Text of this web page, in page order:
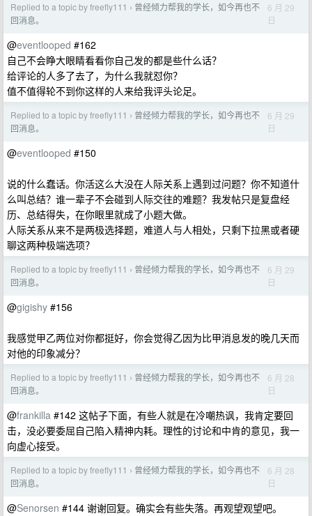
Replied to a topic by freefly111 › 曾经倾力帮我的学长，如今再也不
回消息。
6 月 29
日
@eventlooped #162
自己不会睁大眼睛看看你自己发的都是些什么话？
给评论的人多了去了，为什么我就怼你？
值不值得轮不到你这样的人来给我评头论足。
Replied to a topic by freefly111 › 曾经倾力帮我的学长，如今再也不
回消息。
6 月 29
日
@eventlooped #150
说的什么蠢话。你活这么大没在人际关系上遇到过问题？你不知道什
么叫总结？谁一辈子不会碰到人际交往的难题？我发帖只是复盘经
历、总结得失，在你眼里就成了小题大做。
人际关系从来不是两极选择题，难道人与人相处，只剩下拉黑或者硬
聊这两种极端选项？
Replied to a topic by freefly111 › 曾经倾力帮我的学长，如今再也不
回消息。
6 月 29
日
@gigishy #156
我感觉甲乙两位对你都挺好，你会觉得乙因为比甲消息发的晚几天而
对他的印象减分？
Replied to a topic by freefly111 › 曾经倾力帮我的学长，如今再也不
回消息。
6 月 28
日
@frankilla #142 这帖子下面，有些人就是在冷嘲热讽，我肯定要回
击，没必要委屈自己陷入精神内耗。理性的讨论和中肯的意见，我一
向虚心接受。
Replied to a topic by freefly111 › 曾经倾力帮我的学长，如今再也不
回消息。
6 月 28
日
@Senorsen #144 谢谢回复。确实会有些失落。再观望观望吧。